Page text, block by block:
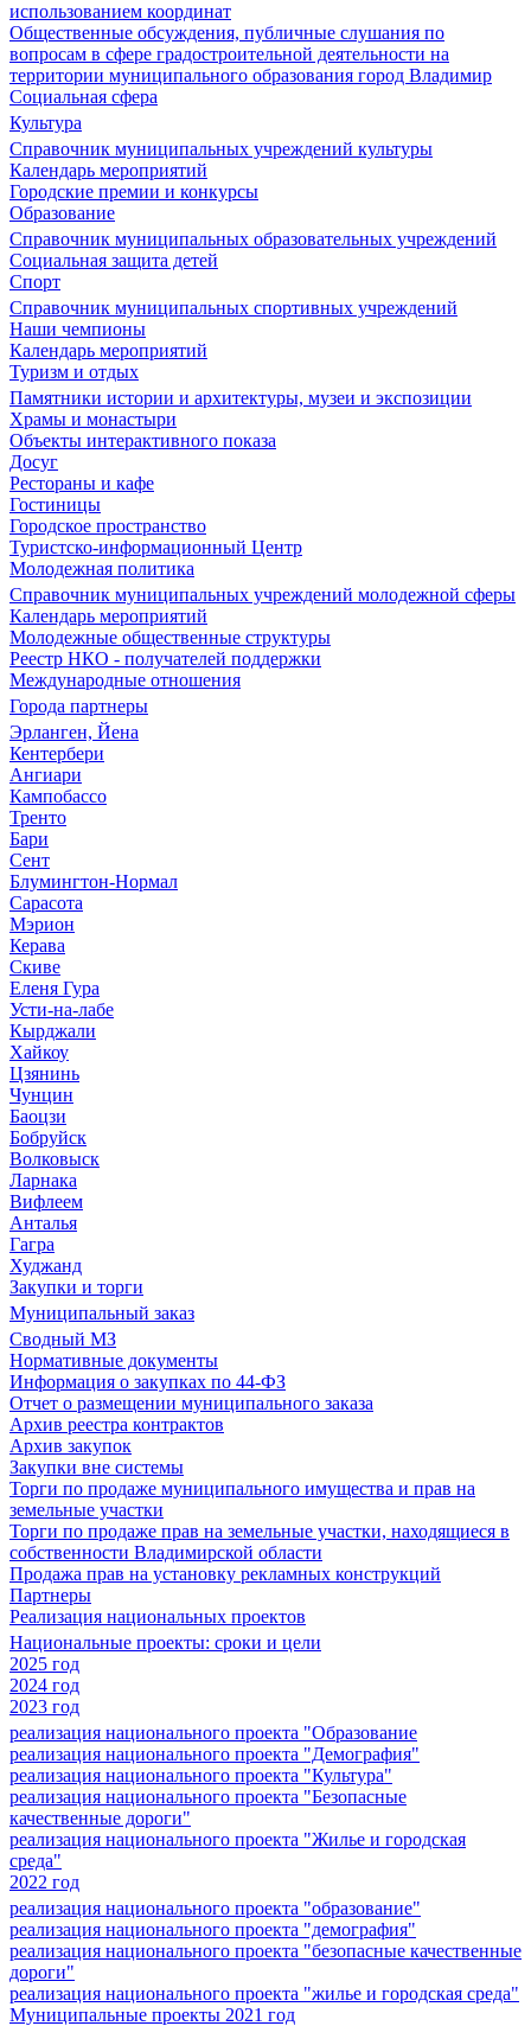
использованием координат
Общественные обсуждения, публичные слушания по
вопросам в сфере градостроительной деятельности на
территории муниципального образования город Владимир
Социальная сфера
Культура
Справочник муниципальных учреждений культуры
Календарь мероприятий
Городские премии и конкурсы
Образование
Справочник муниципальных образовательных учреждений
Социальная защита детей
Спорт
Справочник муниципальных спортивных учреждений
Наши чемпионы
Календарь мероприятий
Туризм и отдых
Памятники истории и архитектуры, музеи и экспозиции
Храмы и монастыри
Объекты интерактивного показа
Досуг
Рестораны и кафе
Гостиницы
Городское пространство
Туристско-информационный Центр
Молодежная политика
Справочник муниципальных учреждений молодежной сферы
Календарь мероприятий
Молодежные общественные структуры
Реестр НКО - получателей поддержки
Международные отношения
Города партнеры
Эрланген, Йена
Кентербери
Ангиари
Кампобассо
Тренто
Бари
Сент
Блумингтон-Нормал
Сарасота
Мэрион
Керава
Скиве
Еленя Гура
Усти-на-лабе
Кырджали
Хайкоу
Цзянинь
Чунцин
Баоцзи
Бобруйск
Волковыск
Ларнака
Вифлеем
Анталья
Гагра
Худжанд
Закупки и торги
Муниципальный заказ
Сводный МЗ
Нормативные документы
Информация о закупках по 44-ФЗ
Отчет о размещении муниципального заказа
Архив реестра контрактов
Архив закупок
Закупки вне системы
Торги по продаже муниципального имущества и прав на
земельные участки
Торги по продаже прав на земельные участки, находящиеся в
собственности Владимирской области
Продажа прав на установку рекламных конструкций
Партнеры
Реализация национальных проектов
Национальные проекты: сроки и цели
2025 год
2024 год
2023 год
реализация национального проекта "Образование
реализация национального проекта "Демография"
реализация национального проекта "Культура"
реализация национального проекта "Безопасные
качественные дороги"
реализация национального проекта "Жилье и городская
среда"
2022 год
реализация национального проекта "образование"
реализация национального проекта "демография"
реализация национального проекта "безопасные качественные
дороги"
реализация национального проекта "жилье и городская среда"
Муниципальные проекты 2021 год